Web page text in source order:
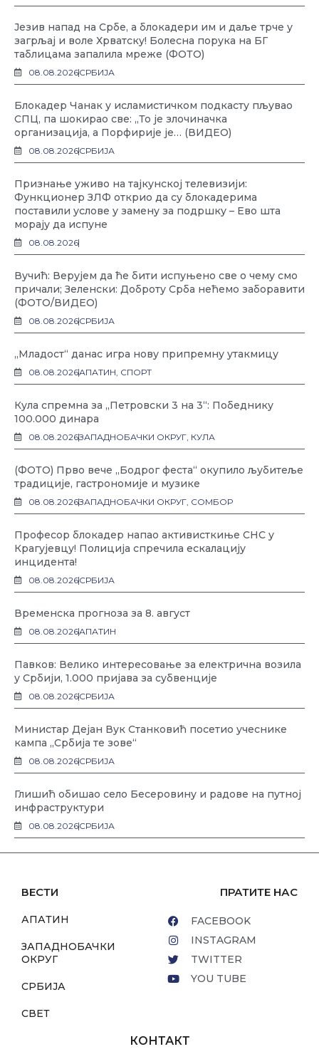
Језив напад на Србе, а блокадери им и даље трче у
загрљај и воле Хрватску! Болесна порука на БГ
таблицама запалила мреже (ФОТО)
08.08.2026СРБИЈА
Блокадер Чанак у исламистичком подкасту пљувао
СПЦ, па шокирао све: „То је злочиначка
организација, а Порфирије је… (ВИДЕО)
08.08.2026СРБИЈА
Признање уживо на тајкунској телевизији:
Функционер ЗЛФ открио да су блокадерима
поставили услове у замену за подршку – Ево шта
морају да испуне
08.08.2026
Вучић: Верујем да ће бити испуњено све о чему смо
причали; Зеленски: Доброту Срба нећемо заборавити
(ФОТО/ВИДЕО)
08.08.2026СРБИЈА
„Младост“ данас игра нову припремну утакмицу
08.08.2026АПАТИН, СПОРТ
Кула спремна за „Петровски 3 на 3“: Победнику
100.000 динара
08.08.2026ЗАПАДНОБАЧКИ ОКРУГ, КУЛА
(ФОТО) Прво вече „Бодрог феста“ окупило љубитеље
традиције, гастрономије и музике
08.08.2026ЗАПАДНОБАЧКИ ОКРУГ, СОМБОР
Професор блокадер напао активисткиње СНС у
Крагујевцу! Полиција спречила ескалацију
инцидента!
08.08.2026СРБИЈА
Временска прогноза за 8. август
08.08.2026АПАТИН
Павков: Велико интересовање за електрична возила
у Србији, 1.000 пријава за субвенције
08.08.2026СРБИЈА
Министар Дејан Вук Станковић посетио учеснике
кампа „Србија те зове“
08.08.2026СРБИЈА
Глишић обишао село Бесеровину и радове на путној
инфраструктури
08.08.2026СРБИЈА
ВЕСТИ
АПАТИН
ЗАПАДНОБАЧКИ
ОКРУГ
СРБИЈА
СВЕТ
ПРАТИТЕ НАС
FACEBOOK
INSTAGRAM
TWITTER
YOU TUBE
КОНТАКТ